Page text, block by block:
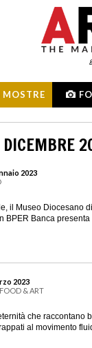
MOSTRE
2023
il Museo Diocesano di
BPER Banca presenta
2023
& ART
che raccontano
al movimento